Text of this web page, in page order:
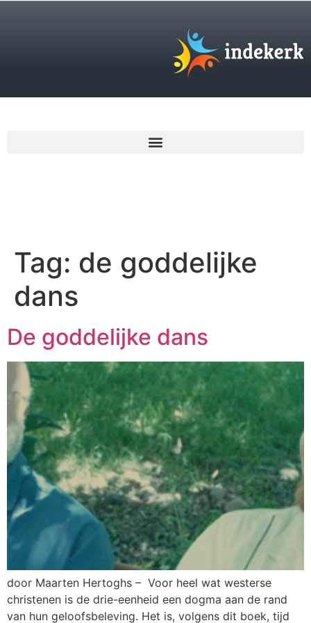
Tag: de goddelijke
dans
De goddelijke dans
door Maarten Hertoghs – Voor heel wat westerse
christenen is de drie-eenheid een dogma aan de rand
van hun geloofsbeleving. Het is, volgens dit boek, tijd